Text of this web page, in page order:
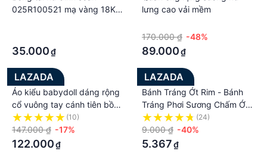
chân 20- 20.5cm tương đương size 33,34+ Size J3
tương đương size 34,35Nhanh tay (.) hoặc Ib để
được tư vấn thêm về sản phẩm nhé. in box
#deple #depquaingang #depthethao
#depditrongnha #depthoitrang #depnu #depnam
#deppuma #deppumaquaingang
025R100521 mạ vàng 18K
trang sức hottrend, trang
sức đính đá
35.000₫
lưng cao vải mềm
170.000 ₫ -48%
89.000₫
LAZADA
Áo kiểu babydoll dáng rộng
cổ vuông tay cánh tiên bồng
chất liệu thô kate phong
cách Hàng Quốc
(10)
147.000 ₫ -17%
122.000₫
LAZADA
Bánh Tráng Ớt Rim - Bánh
Tráng Phơi Sương Chấm Ớt
Rim Tắc
(24)
9.000 ₫ -40%
5.367₫